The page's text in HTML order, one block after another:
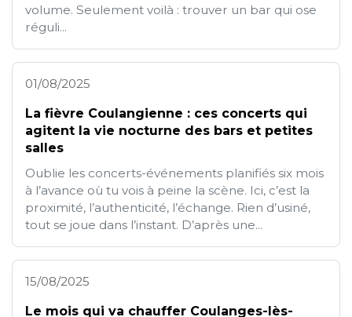
volume. Seulement voilà : trouver un bar qui ose
réguli...
01/08/2025
La fièvre Coulangienne : ces concerts qui
agitent la vie nocturne des bars et petites
salles
Oublie les concerts-événements planifiés six mois
à l’avance où tu vois à peine la scène. Ici, c’est la
proximité, l’authenticité, l’échange. Rien d’usiné,
tout se joue dans l’instant. D’après une...
15/08/2025
Le mois qui va chauffer Coulanges-lès-